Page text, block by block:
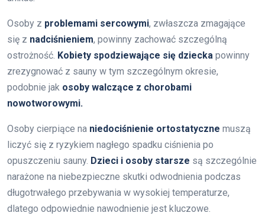
Osoby z problemami sercowymi, zwłaszcza zmagające
się z nadciśnieniem, powinny zachować szczególną
ostrożność. Kobiety spodziewające się dziecka powinny
zrezygnować z sauny w tym szczególnym okresie,
podobnie jak osoby walczące z chorobami
nowotworowymi.
Osoby cierpiące na niedociśnienie ortostatyczne muszą
liczyć się z ryzykiem nagłego spadku ciśnienia po
opuszczeniu sauny. Dzieci i osoby starsze są szczególnie
narażone na niebezpieczne skutki odwodnienia podczas
długotrwałego przebywania w wysokiej temperaturze,
dlatego odpowiednie nawodnienie jest kluczowe.